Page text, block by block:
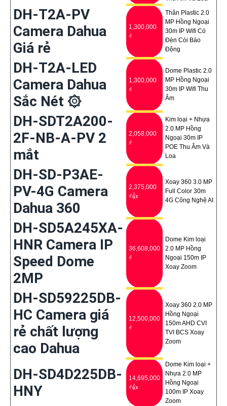
DH-T2A-PV
Camera Dahua
Giá rẻ
1,300,000
₫
Thân Plastic 2.0
MP Hồng Ngoại
30m IP Wifi Có
Ðèn Còi Báo
Động
DH-T2A-LED
Camera Dahua
Sắc Nét ۞
1,300,000
₫
Dome Plastic 2.0
MP Hồng Ngoại
30m IP Wifi Thu
Âm
DH-SDT2A200-
2F-NB-A-PV 2
mắt
2,058,000
₫
Kim loại + Nhựa
2.0 MP Hồng
Ngoại 30m IP
POE Thu Âm Và
Loa
DH-SD-P3AE-
PV-4G Camera
Dahua 360
2,375,000
₫👍
Xoay 360 3.0 MP
Full Color 30m
4G Công Nghệ AI
DH-SD5A245XA-
HNR Camera IP
Speed Dome
2MP
36,608,000
₫
Dome Kim loại
2.0 MP Hồng
Ngoại 150m IP
Xoay Zoom
DH-SD59225DB-
HC Camera giá
rẻ chất lượng
cao Dahua
12,500,000
₫
Xoay 360 2.0 MP
Hồng Ngoại
150m AHD CVI
TVI BCS Xoay
Zoom
DH-SD4D225DB-
HNY
14,695,000
₫👍
Dome Kim loại +
Nhựa 2.0 MP
Hồng Ngoại
100m IP Xoay
Zoom